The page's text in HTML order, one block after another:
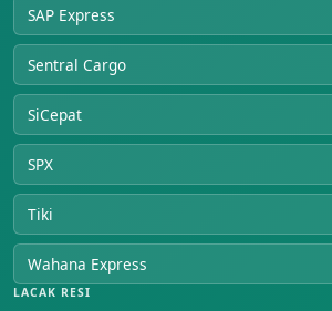
SAP Express
Sentral Cargo
SiCepat
SPX
Tiki
Wahana Express
LACAK RESI